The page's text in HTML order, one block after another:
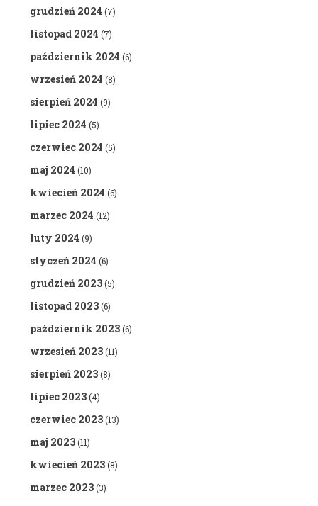
grudzień 2024 (7)
listopad 2024 (7)
październik 2024 (6)
wrzesień 2024 (8)
sierpień 2024 (9)
lipiec 2024 (5)
czerwiec 2024 (5)
maj 2024 (10)
kwiecień 2024 (6)
marzec 2024 (12)
luty 2024 (9)
styczeń 2024 (6)
grudzień 2023(5)
listopad 2023(6)
październik 2023(6)
wrzesień 2023(11)
sierpień 2023(8)
lipiec 2023(4)
czerwiec 2023(13)
maj 2023(11)
kwiecień 2023(8)
marzec 2023(3)